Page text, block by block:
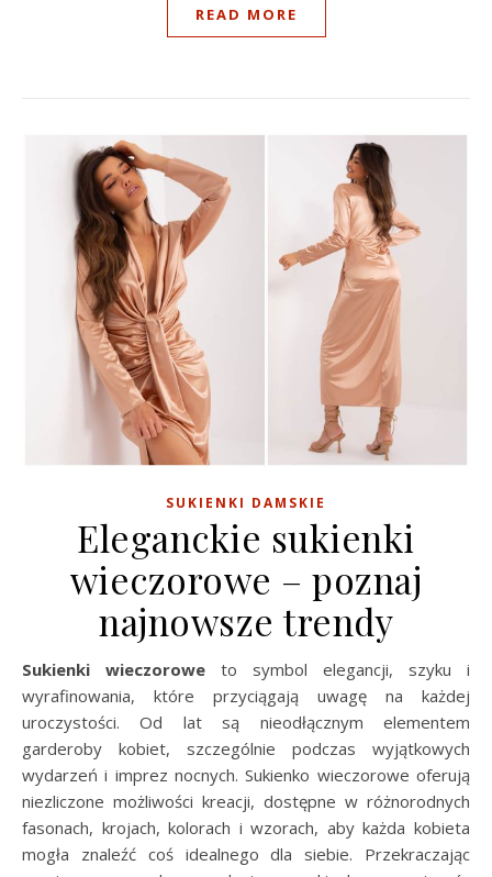
READ MORE
SUKIENKI DAMSKIE
Eleganckie sukienki
wieczorowe – poznaj
najnowsze trendy
Sukienki wieczorowe to symbol elegancji, szyku i
wyrafinowania, które przyciągają uwagę na każdej
uroczystości. Od lat są nieodłącznym elementem
garderoby kobiet, szczególnie podczas wyjątkowych
wydarzeń i imprez nocnych. Sukienko wieczorowe oferują
niezliczone możliwości kreacji, dostępne w różnorodnych
fasonach, krojach, kolorach i wzorach, aby każda kobieta
mogła znaleźć coś idealnego dla siebie. Przekraczając